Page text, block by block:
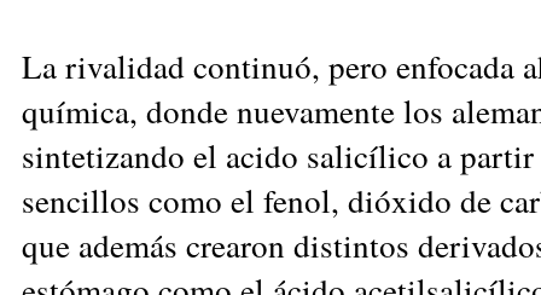
La rivalidad continuó, pero enfocada
química, donde nuevamente los
sintetizando el acido salicílico a partir
sencillos como el fenol, dióxido de
que además crearon distintos